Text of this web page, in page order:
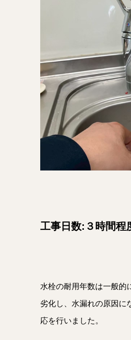
工事日数:３時間程
水栓の耐用年数は一般的
劣化し、水漏れの原因に
応を行いました。